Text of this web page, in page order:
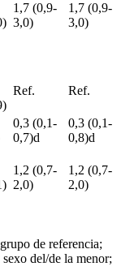
1,7 (0,9-
3,0)
1,7 (0,9-
3,0)
Ref. Ref.
0,3 (0,1-
0,7)d
0,3 (0,1-
0,8)d
1,2 (0,7-
2,0)
1,2 (0,7-
2,0)
de referencia;
del/de la menor;